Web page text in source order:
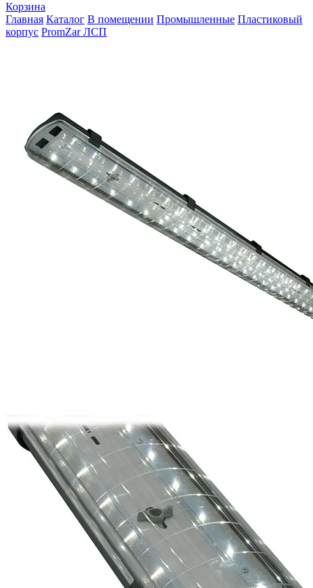
Корзина
Главная Каталог В помещении Промышленные Пластиковый
корпус PromZar ЛСП